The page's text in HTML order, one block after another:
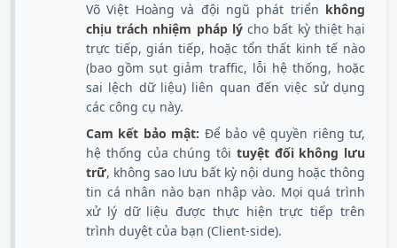
Võ Việt Hoàng và đội ngũ phát triển không
chịu trách nhiệm pháp lýcho bất kỳ thiệt hại
trực tiếp, gián tiếp, hoặc tổn thất kinh tế nào
(bao gồm sụt giảm traffic, lỗi hệ thống, hoặc
sai lệch dữ liệu) liên quan đến việc sử dụng
các công cụ này.
Cam kết bảo mật: Để bảo vệ quyền riêng tư,
hệ thống của chúng tôi tuyệt đối không lưu
trữ, không sao lưu bất kỳ nội dung hoặc thông
tin cá nhân nào bạn nhập vào. Mọi quá trình
xử lý dữ liệu được thực hiện trực tiếp trên
trình duyệt của bạn (Client-side).